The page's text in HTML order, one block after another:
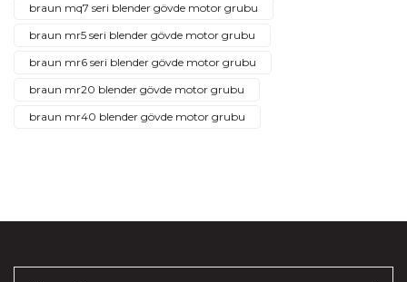
braun mq7 seri blender gövde motor grubu
braun mr5 seri blender gövde motor grubu
braun mr6 seri blender gövde motor grubu
braun mr20 blender gövde motor grubu
braun mr40 blender gövde motor grubu